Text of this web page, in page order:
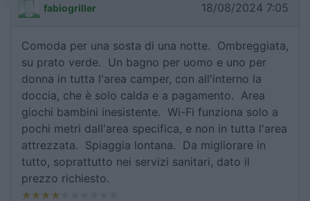
fabiogriller 18/08/2024 7:05
Comoda per una sosta di una notte. Ombreggiata,
su prato verde. Un bagno per uomo e uno per
donna in tutta l'area camper, con all'interno la
doccia, che è solo calda e a pagamento. Area
giochi bambini inesistente. Wi-Fi funziona solo a
pochi metri dall'area specifica, e non in tutta l'area
attrezzata. Spiaggia lontana. Da migliorare in
tutto, soprattutto nei servizi sanitari, dato il
prezzo richiesto.